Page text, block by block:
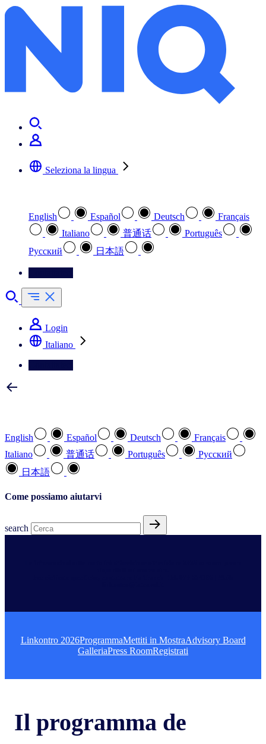
Seleziona la lingua
English Español Deutsch
Français
Italiano
普通话
Português
Pусский
日本語
Login
Italiano
English Español Deutsch
Français
Italiano
普通话 Português
Pусский
日本語
Come possiamo aiutarvi
search
Linkontro 2026ProgrammaMettiti in MostraAdvisory Board
GalleriaPress RoomRegistrati
Il programma de